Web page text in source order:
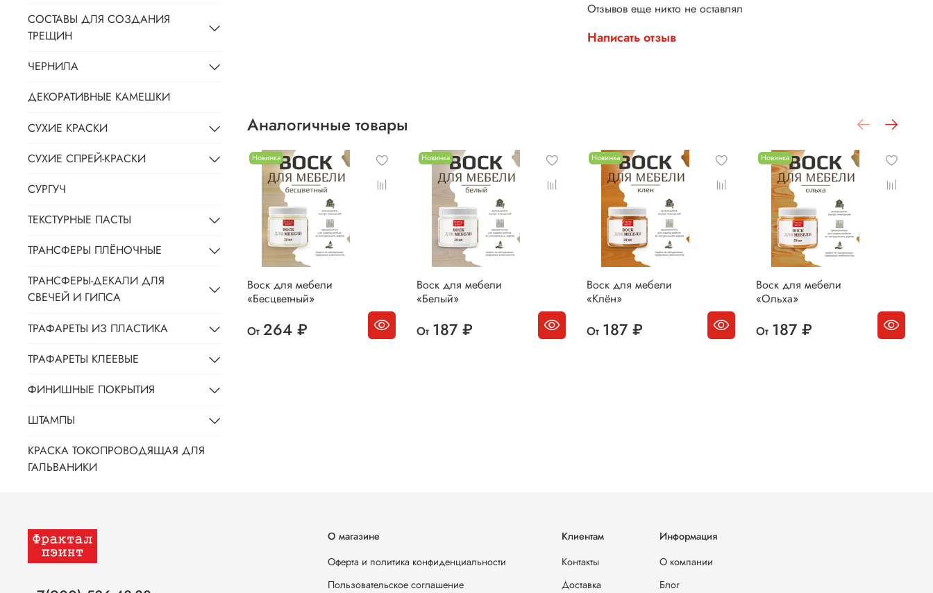
Отзывов еще никто не оставлял
Написать отзыв
Аналогичные товары
Новинка
Воск для мебели
«Бесцветный»
От 264 ₽
Новинка
Воск для мебели
«Белый»
От 187 ₽
Новинка
Воск для мебели
«Клён»
От 187 ₽
Новинка
Воск для мебели
«Ольха»
От 187 ₽
СОСТАВЫ ДЛЯ СОЗДАНИЯ
ТРЕЩИН
ЧЕРНИЛА
ДЕКОРАТИВНЫЕ КАМЕШКИ
СУХИЕ КРАСКИ
СУХИЕ СПРЕЙ-КРАСКИ
СУРГУЧ
ТЕКСТУРНЫЕ ПАСТЫ
ТРАНСФЕРЫ ПЛЁНОЧНЫЕ
ТРАНСФЕРЫ-ДЕКАЛИ ДЛЯ
СВЕЧЕЙ И ГИПСА
ТРАФАРЕТЫ ИЗ ПЛАСТИКА
ТРАФАРЕТЫ КЛЕЕВЫЕ
ФИНИШНЫЕ ПОКРЫТИЯ
ШТАМПЫ
КРАСКА ТОКОПРОВОДЯЩАЯ ДЛЯ
ГАЛЬВАНИКИ
О магазине
Оферта и политика конфиденциальности
Пользовательское соглашение
Клиентам
Контакты
Доставка
Информация
О компании
Блог